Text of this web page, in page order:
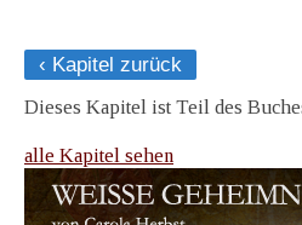
‹ Kapitel zurück
Dieses Kapitel ist Teil des
alle Kapitel sehen